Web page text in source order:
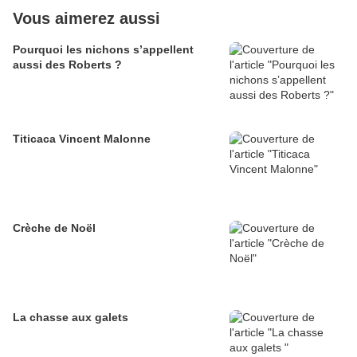
Vous aimerez aussi
Pourquoi les nichons s’appellent
aussi des Roberts ?
Titicaca Vincent Malonne
Crèche de Noël
La chasse aux galets